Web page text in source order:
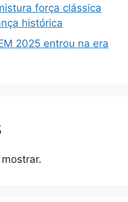
força clássica
histórica
2025 entrou na era